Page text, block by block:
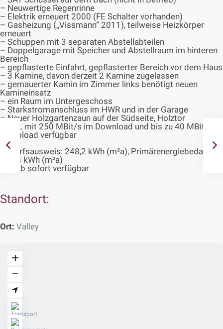
– Neuwertige Regenrinne
– Elektrik erneuert 2000 (FE Schalter vorhanden)
– Gasheizung („Vissmann“ 2011), teilweise Heizkörper
erneuert
– Schuppen mit 3 separaten Abstellabteilen
– Doppelgarage mit Speicher und Abstellraum im hinteren
Bereich
– gepflasterte Einfahrt, gepflasterter Bereich vor dem Haus
– 3 Kamine, davon derzeit 2 Kamine zugelassen
– gemauerter Kamin im Zimmer links benötigt neuen
Kamineinsatz
– ein Raum im Untergeschoss
– Starkstromanschluss im HWR und in der Garage
– Neuer Holzgartenzaun auf der Südseite, Holztor
– DSL mit 250 MBit/s im Download und bis zu 40 MBit/s
im Upload verfügbar
Bedarfsausweis: 248,2 kWh (m²a), Primärenergiebedarf
275,4 kWh (m²a)
frei, ab sofort verfügbar
Standort:
Ort: Valley